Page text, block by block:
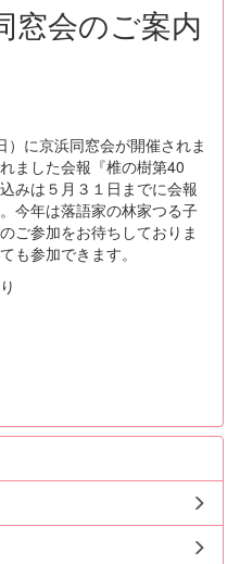
窓会のご案内
に京浜同窓会が開催されま
ました会報『椎の樹第40
みは５月３１日までに会報
今年は落語家の林家つる子
ご参加をお待ちしておりま
も参加できます。